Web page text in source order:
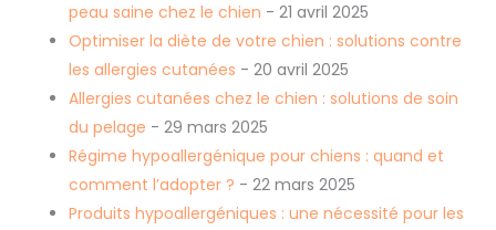
peau saine chez le chien - 21 avril 2025
Optimiser la diète de votre chien : solutions contre
les allergies cutanées - 20 avril 2025
Allergies cutanées chez le chien : solutions de soin
du pelage - 29 mars 2025
Régime hypoallergénique pour chiens : quand et
comment l’adopter ? - 22 mars 2025
Produits hypoallergéniques : une nécessité pour les